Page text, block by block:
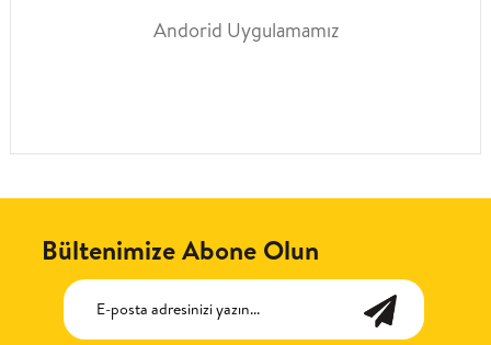
Andorid Uygulamamız
Bültenimize Abone Olun